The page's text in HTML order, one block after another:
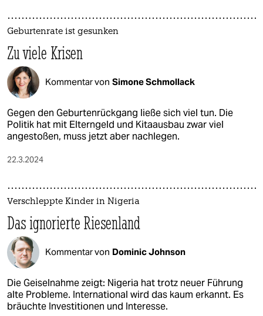
Geburtenrate ist gesunken
Zu viele Krisen
Kommentar von Simone Schmollack
Gegen den Geburtenrückgang ließe sich viel tun. Die
Politik hat mit Elterngeld und Kitaausbau zwar viel
angestoßen, muss jetzt aber nachlegen.
22.3.2024
Verschleppte Kinder in Nigeria
Das ignorierte Riesenland
Kommentar von Dominic Johnson
Die Geiselnahme zeigt: Nigeria hat trotz neuer Führung
alte Probleme. International wird das kaum erkannt. Es
bräuchte Investitionen und Interesse.